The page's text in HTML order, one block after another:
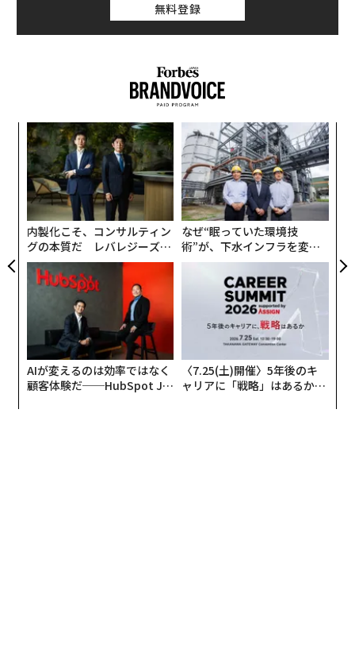
無料登録
内製化こそ、コンサルティン
グの本質だ レバレジーズが
実践する、次世代ファームの
全貌
なぜ“眠っていた環境技
術”が、下水インフラを変え
たのか──産総研×月島JFE
アクアソリューションの10年
AIが変えるのは効率ではなく
顧客体験だ──HubSpot Ja
〈7.25(土)開催〉5年後のキ
ャリアに「戦略」はあるか。